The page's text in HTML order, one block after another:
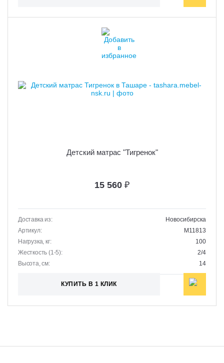
Детский матрас "Тигренок"
15 560 ₽
Доставка из:
Новосибирска
Артикул:
M11813
Нагрузка, кг:
100
Жесткость (1-5):
2/4
Высота, см:
14
КУПИТЬ В 1 КЛИК